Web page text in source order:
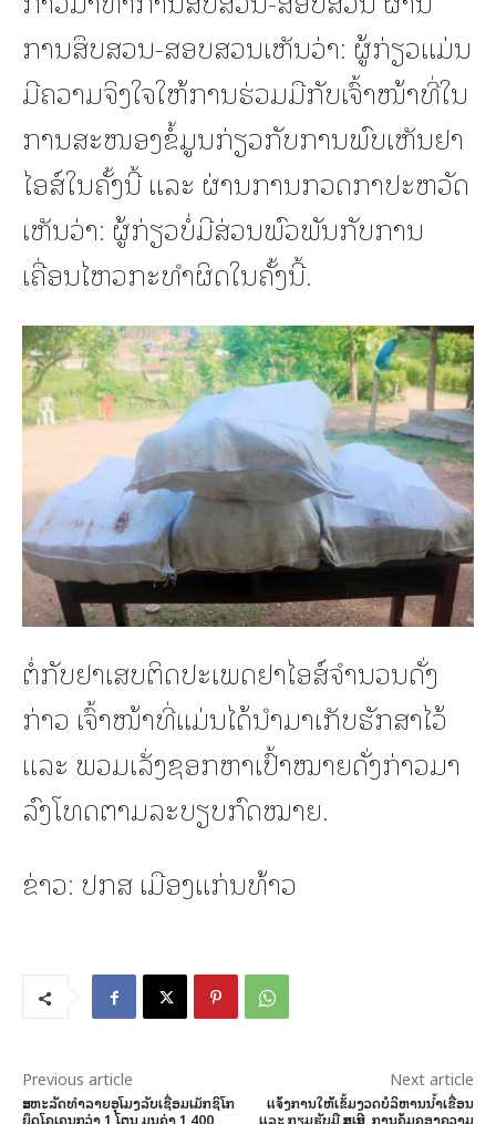
ການສຶບສວນ-ສອບສວນເຫັນວ່າ: ຜູ້ກ່ຽວແມ່ນ
ມີຄວາມຈິງໃຈໃຫ້ການຮ່ວມມືກັບເຈົ້າໜ້າທີ່ໃນ
ການສະໜອງຂໍ້ມູນກ່ຽວກັບການພົບເຫັນຢາ
ໄອສ໌ໃນຄັ້ງນີ້ ແລະ ຜ່ານການກວດກາປະຫວັດ
ເຫັນວ່າ: ຜູ້ກ່ຽວບໍ່ມີສ່ວນພົວພັນກັບການ
ເຄື່ອນໄຫວກະທໍາຜິດໃນຄັ້ງນີ້.
ຕໍ່ກັບຢາເສບຕິດປະເພດຢາໄອສ໌ຈໍານວນດັ່ງ
ກ່າວ ເຈົ້າໜ້າທີ່ແມ່ນໄດ້ນໍາມາເກັບຮັກສາໄວ້
ແລະ ພວມເລັ່ງຊອກຫາເປົ້າໝາຍດັ່ງກ່າວມາ
ລົງໂທດຕາມລະບຽບກົດໝາຍ.
ຂ່າວ: ປກສ ເມືອງແກ່ນທ້າວ
Previous article
ສະຫະລັດທຳລາຍອຸໂມງລັບເຊື່ອມເມັກຊິໂກ
ຍຶດໂຄເຄນກວ່າ 1 ໂຕນ ມູນຄ່າ 1,400
Next article
ແຈ້ງການໃຫ້ເຂັ້ມງວດບໍລິຫານນໍ້າເຂື່ອນ
ແລະ ກຽມຮັບມື ສຸກເສີນ, ການຄຸ້ມຄອງຄວາມ